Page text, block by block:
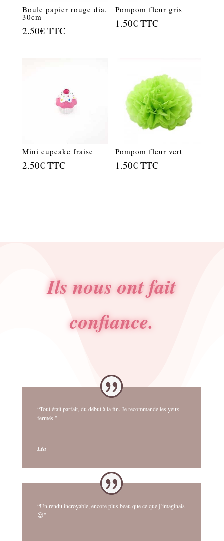
Boule papier rouge dia.
30cm
2.50€ TTC
Pompom fleur gris
1.50€ TTC
Mini cupcake fraise
2.50€ TTC
Pompom fleur vert
1.50€ TTC
Ils nous ont fait
confiance.
“Tout était parfait, du début à la fin. Je recommande les yeux
fermés.”
Léa
“Un rendu incroyable, encore plus beau que ce que j’imaginais
😍”